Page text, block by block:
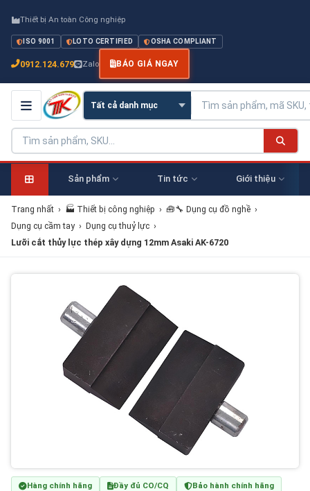
Thiết bị An toàn Công nghiệp
ISO 9001 LOTO CERTIFIED OSHA COMPLIANT
0912.124.679 Zalo BÁO GIÁ NGAY
Sản phẩm Tin tức Giới thiệu
Trang nhất › 🏭 Thiết bị công nghiệp › 🧰🔧 Dụng cụ đồ nghề ›
Dụng cụ cầm tay › Dụng cụ thuỷ lực ›
Lưỡi cắt thủy lực thép xây dựng 12mm Asaki AK-6720
Hàng chính hãng Đầy đủ CO/CQ Bảo hành chính hãng